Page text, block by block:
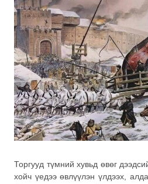
Торгууд түмний хувьд өвөг
хойч үедээ өвлүүлэн үлдээх,